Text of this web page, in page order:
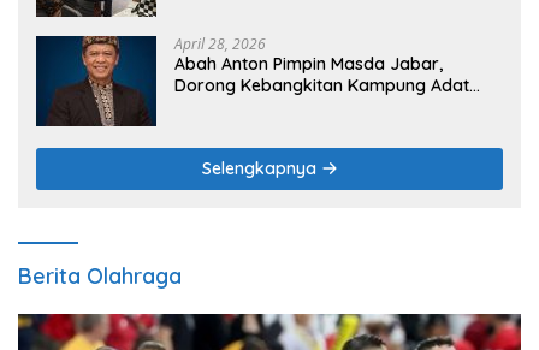
April 28, 2026
Abah Anton Pimpin Masda Jabar,
Dorong Kebangkitan Kampung Adat
Selengkapnya
Berita Olahraga